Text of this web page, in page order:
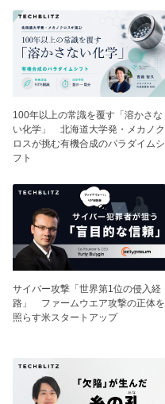
100年以上の常識を覆す「溶かさな
い化学」 北海道大学発・メカノク
ロスが挑む有機合成のパラダイムシ
フト
サイバー攻撃「世界第1位の侵入経
路」 ファームウエア攻撃の正体を
照らす米スタートアップ